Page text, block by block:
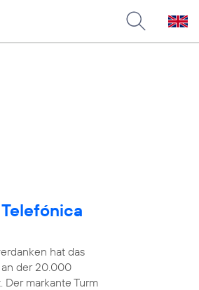
hat das
der 20.000
markante Turm